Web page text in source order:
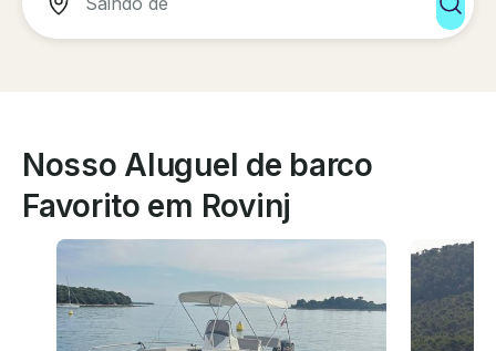
Nosso Aluguel de barco
Favorito em Rovinj